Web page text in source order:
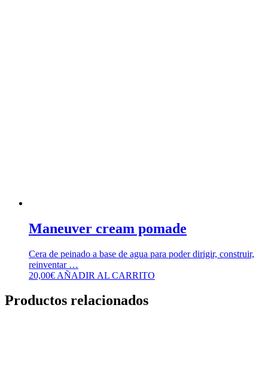
Maneuver cream pomade
Cera de peinado a base de agua para poder dirigir, construir,
reinventar …
20,00€ AÑADIR AL CARRITO
Productos relacionados